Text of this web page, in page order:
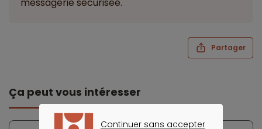
Partager
Ça peut vous intéresser
Continuer sans accepter